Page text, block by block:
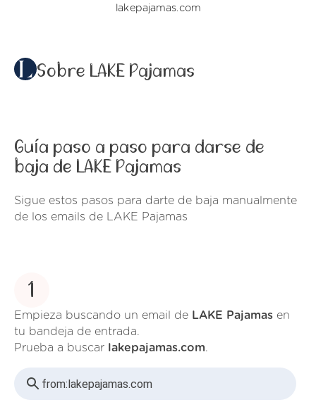
lakepajamas.com
Sobre LAKE Pajamas
Guía paso a paso para darse de
baja de LAKE Pajamas
Sigue estos pasos para darte de baja manualmente
de los emails de LAKE Pajamas
1
Empieza buscando un email de LAKE Pajamas en
tu bandeja de entrada.
Prueba a buscar lakepajamas.com.
from:lakepajamas.com